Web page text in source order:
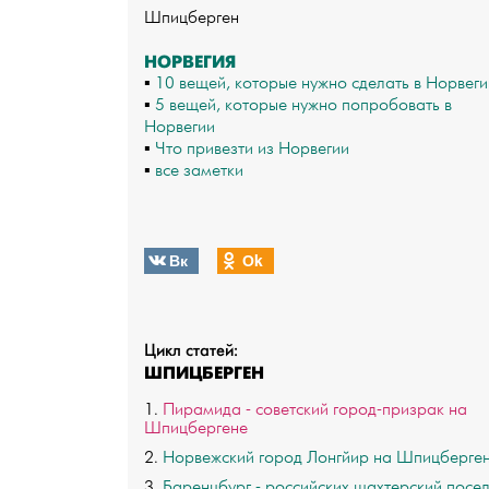
Шпицберген
НОРВЕГИЯ
▪ 10 вещей, которые нужно сделать в
▪ 5 вещей, которые нужно попробовать в
Норвегии
▪ Что привезти из Норвегии
▪ все заметки
Вк Оk
Цикл статей:
ШПИЦБЕРГЕН
1. Пирамида - советский город-призрак на
Шпицбергене
2. Норвежский город Лонгйир на